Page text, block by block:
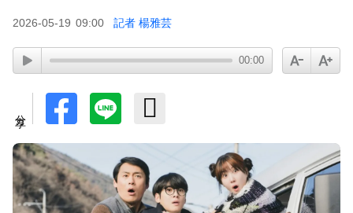
2026-05-19 09:00 記者 楊雅芸
00:00